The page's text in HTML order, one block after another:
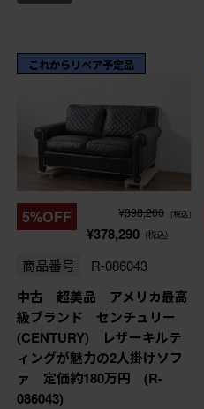
これからリペア予定品
5%OFF ¥398,200 (税込)
¥378,290 (税込)
商品番号 R-086043
中古 超美品 アメリカ最高
級ブランド センチュリー
(CENTURY) レザーキルテ
ィングが魅力の2人掛けソフ
ァ 定価約180万円 (R-
086043)